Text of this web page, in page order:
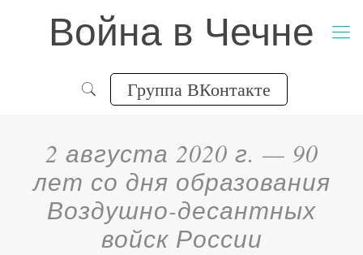
Война в Чечне
Группа ВКонтакте
2 августа 2020 г. — 90
лет со дня образования
Воздушно-десантных
войск России